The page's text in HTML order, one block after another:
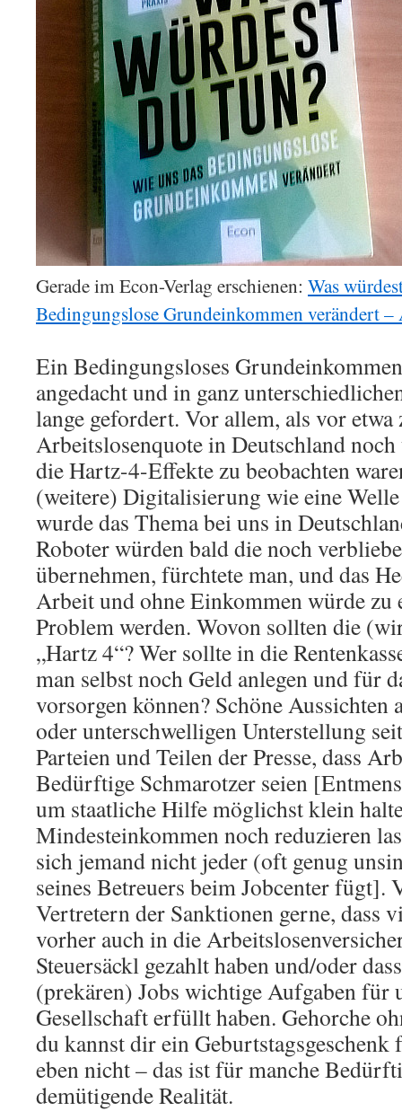
Gerade im Econ-Verlag erschienen: Was
Bedingungslose Grundeinkommen verändert
Ein Bedingungsloses
angedacht und in ganz
lange gefordert. Vor allem, als vor etwa
Arbeitslosenquote in Deutschland
die Hartz-4-Effekte zu beobachten
(weitere) Digitalisierung wie eine
wurde das Thema bei uns in
Roboter würden bald die noch
übernehmen, fürchtete man, und das
Arbeit und ohne Einkommen würde zu
Problem werden. Wovon sollten die
„Hartz 4“? Wer sollte in die
man selbst noch Geld anlegen und für
vorsorgen können? Schöne Aussichten
oder unterschwelligen Unterstellung
Parteien und Teilen der Presse, dass
Bedürftige Schmarotzer seien
um staatliche Hilfe möglichst klein
Mindesteinkommen noch reduzieren
sich jemand nicht jeder (oft genug
seines Betreuers beim Jobcenter fügt].
Vertretern der Sanktionen gerne, dass
vorher auch in die
Steuersäckl gezahlt haben und/oder
(prekären) Jobs wichtige Aufgaben für
Gesellschaft erfüllt haben. Gehorche
du kannst dir ein
eben nicht – das ist für manche
demütigende Realität.